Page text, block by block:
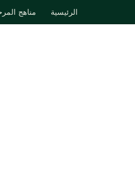
الرئيسية مناهج